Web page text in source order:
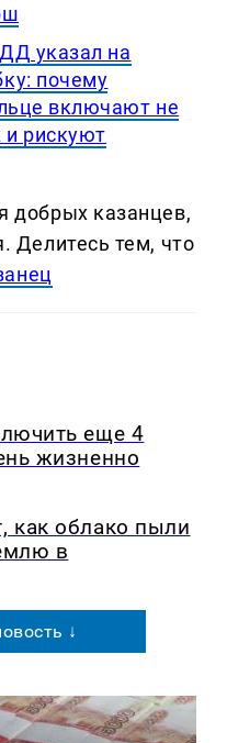
указал на
почему
включают не
и рискуют
добрых казанцев,
Делитеcь тем, что
еще 4
жизненно
как облако пыли
в
↓